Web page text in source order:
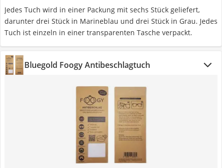
Jedes Tuch wird in einer Packung mit sechs Stück geliefert,
darunter drei Stück in Marineblau und drei Stück in Grau. Jedes
Tuch ist einzeln in einer transparenten Tasche verpackt.
Bluegold Foogy Antibeschlagtuch